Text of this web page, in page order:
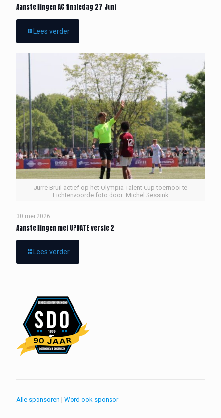
Aanstellingen AC finaledag 27 Juni
Lees verder
Jurre Bruil actief op het Olympia Talent Cup toernooi te
Lichtenvoorde foto door: Michel Sessink
30 mei 2026
Aanstellingen mei UPDATE versie 2
Lees verder
Alle sponsoren | Word ook sponsor